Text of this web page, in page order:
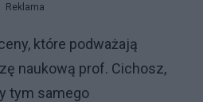
Reklama
które podważają
naukową prof. Cichosz,
tym samego